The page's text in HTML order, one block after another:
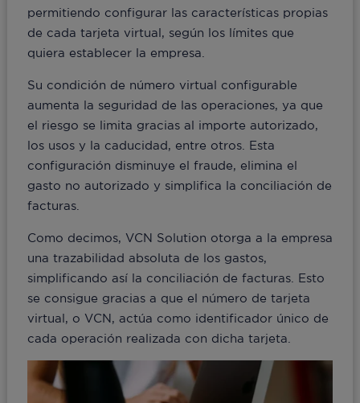
permitiendo configurar las características propias
de cada tarjeta virtual, según los límites que
quiera establecer la empresa.
Su condición de número virtual configurable
aumenta la seguridad de las operaciones, ya que
el riesgo se limita gracias al importe autorizado,
los usos y la caducidad, entre otros. Esta
configuración disminuye el fraude, elimina el
gasto no autorizado y simplifica la conciliación de
facturas.
Como decimos, VCN Solution otorga a la empresa
una trazabilidad absoluta de los gastos,
simplificando así la conciliación de facturas. Esto
se consigue gracias a que el número de tarjeta
virtual, o VCN, actúa como identificador único de
cada operación realizada con dicha tarjeta.